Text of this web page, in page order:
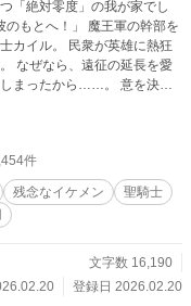
「絶対零度」の我が家でし
カイル。 民衆が英雄に熱狂
なぜなら、遠征の延長を愛
から……。 意を決し
しいエルヴィンの、氷のよう
ルだったが、良かれと思っ
一方。 「人類最強
よ
人の心の機微という名の迷
む、一途な騎士の愛と受難の
件
残念なイケメン
聖騎士
文字数 16,190
登録日 2026.02.20